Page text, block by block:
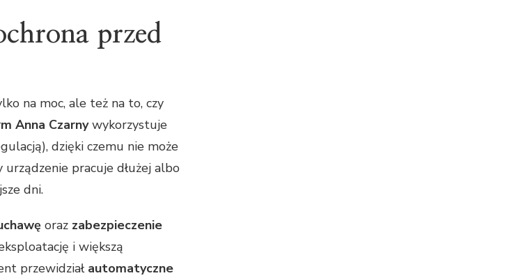
przed
na moc, ale też na to, czy
Anna Czarnywykorzystuje
dzięki czemu nie może
urządzenie pracuje dłużej albo
dni.
oraz zabezpieczenie
i większą
przewidział automatyczne